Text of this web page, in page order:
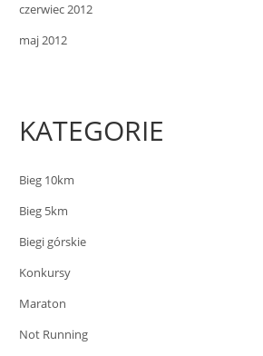
czerwiec 2012
maj 2012
KATEGORIE
Bieg 10km
Bieg 5km
Biegi górskie
Konkursy
Maraton
Not Running